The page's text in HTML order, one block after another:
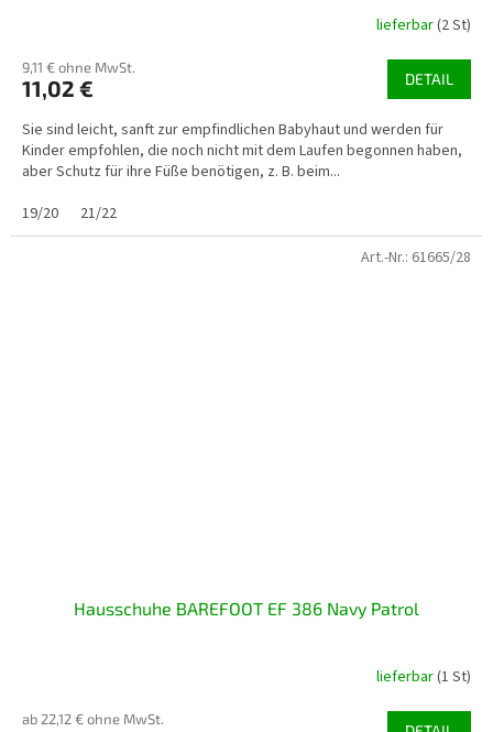
lieferbar(2 St)
9,11 € ohne MwSt.
11,02 € DETAIL
Sie sind leicht, sanft zur empfindlichen Babyhaut und werden für
Kinder empfohlen, die noch nicht mit dem Laufen begonnen haben,
aber Schutz für ihre Füße benötigen, z. B. beim...
19/20
21/22
Hausschuhe BAREFOOT EF 386 Navy Patrol
lieferbar(1 St)
ab 22,12 € ohne MwSt.
Art.-Nr.: 61665/28